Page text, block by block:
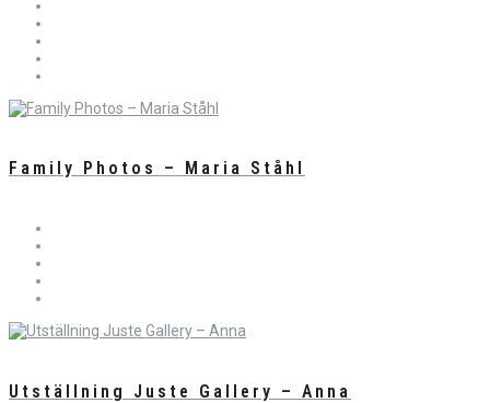
Family Photos – Maria Ståhl
Utställning Juste Gallery – Anna